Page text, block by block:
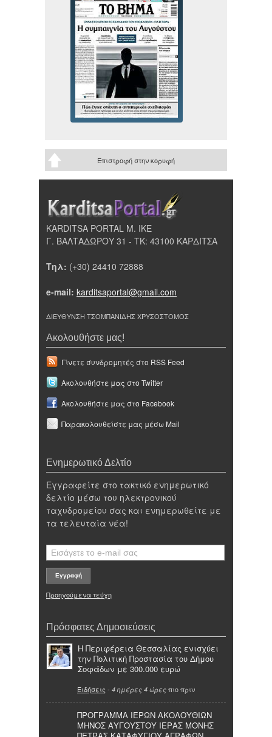
Επιστροφή στην κορυφή
KARDITSA PORTAL Μ. ΙΚΕ
Γ. ΒΑΛΤΑΔΩΡΟΥ 31 - ΤΚ: 43100 ΚΑΡΔΙΤΣΑ
Τηλ: (+30) 24410 72888
e-mail: karditsaportal@gmail.com
ΔΙΕΥΘΥΝΣΗ ΤΣΟΜΠΑΝΙΔΗΣ ΧΡΥΣΟΣΤΟΜΟΣ
Ακολουθήστε μας!
Γίνετε συνδρομητές στο RSS Feed
Ακολουθήστε μας στο Twitter
Ακολουθήστε μας στο Facebook
Παρακολουθείστε μας μέσω Mail
Ενημερωτικό Δελτίο
Εγγραφείτε στο τακτικό ενημερωτικό
δελτίο μέσω του ηλεκτρονικού
ταχυδρομείου σας και ενημερωθείτε με
τα τελευταία νέα!
Προηγούμενα τεύχη
Πρόσφατες Δημοσιεύσεις
Η Περιφέρεια Θεσσαλίας ενισχύει
την Πολιτική Προστασία του Δήμου
Σοφάδων με 300.000 ευρώ
Ειδήσεις - 4 ημέρες 4 ώρες πιο πριν
ΠΡΟΓΡΑΜΜΑ ΙΕΡΩΝ ΑΚΟΛΟΥΘΙΩΝ
ΜΗΝΟΣ ΑΥΓΟΥΣΤΟΥ ΙΕΡΑΣ ΜΟΝΗΣ